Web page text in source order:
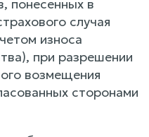
понесенных в
случая
износа
при разрешении
возмещения
сторонами